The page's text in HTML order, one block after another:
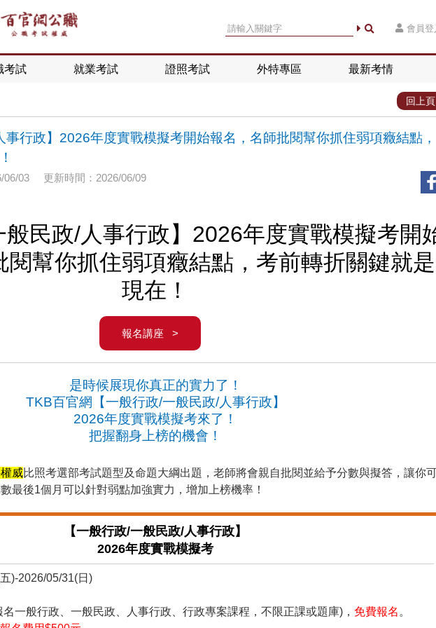
會員登
考試 就業考試 證照考試 外特專區 最新考情
回上頁
事行政】2026年度實戰模擬考開始報名，名師批閱幫你抓住弱項癥結點，
06/03 更新時間：2026/06/09
般民政/人事行政】2026年度實戰模擬考開
閱幫你抓住弱項癥結點，考前轉折關鍵就是
現在！
報名講座 >
是時候展現你真正的實力了！
TKB百官網【一般行政/一般民政/人事行政】
2026年度實戰模擬考來了！
把握翻身上榜的機會！
威比照考選部考試題型及命題大綱出題，老師將會親自批閱並給予分數與擬答，讓你
最後1個月可以針對弱點加強實力，增加上榜機率！
【一般行政/一般民政/人事行政】
2026年度實戰模擬考
)-2026/05/31(日)
一般行政、一般民政、人事行政、行政專案課程，不限正課或題庫)， 免費報名 。